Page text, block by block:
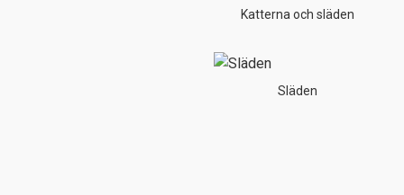
Katterna och släden
Släden